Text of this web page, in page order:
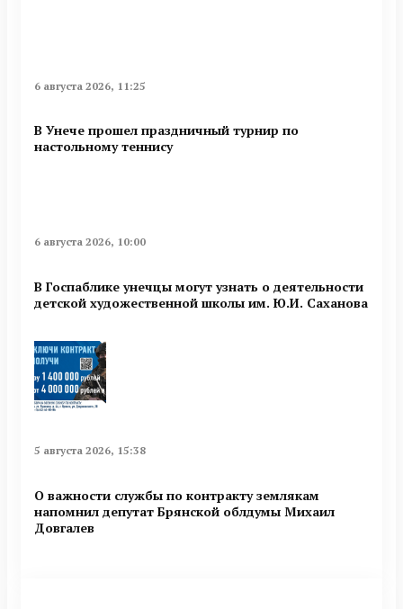
6 августа 2026, 11:25
В Унече прошел праздничный турнир по
настольному теннису
6 августа 2026, 10:00
В Госпаблике унечцы могут узнать о деятельности
детской художественной школы им. Ю.И. Саханова
5 августа 2026, 15:38
О важности службы по контракту землякам
напомнил депутат Брянской облдумы Михаил
Довгалев